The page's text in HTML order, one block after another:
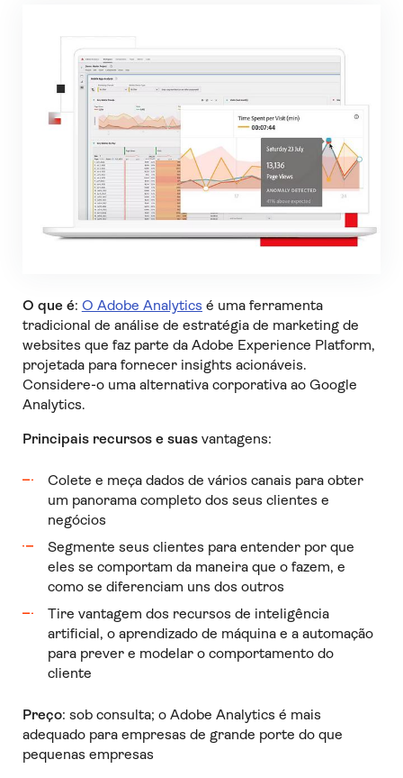
O que é: O Adobe Analytics é uma ferramenta
tradicional de análise de estratégia de marketing de
websites que faz parte da Adobe Experience Platform,
projetada para fornecer insights acionáveis.
Considere-o uma alternativa corporativa ao Google
Analytics.
Principais recursos e suasvantagens:
Colete e meça dados de vários canais para obter
um panorama completo dos seus clientes e
negócios
Segmente seus clientes para entender por que
eles se comportam da maneira que o fazem, e
como se diferenciam uns dos outros
Tire vantagem dos recursos de inteligência
artificial, o aprendizado de máquina e a automação
para prever e modelar o comportamento do
cliente
Preço: sob consulta; o Adobe Analytics é mais
adequado para empresas de grande porte do que
pequenas empresas